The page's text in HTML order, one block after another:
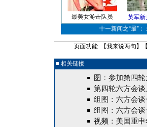
最美女游击队员 英军新
十一新闻之“最”
页面功能 【我来说两句 】【
■ 相关链接
图：参加第四
第四轮六方会
组图：六方会
组图：六方会
视频：美国重